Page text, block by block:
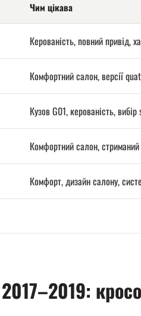
Чим цікава
Керованість, повний привід,
Комфортний салон, версії
Кузов G01, керованість,
Комфортний салон,
Комфорт, дизайн салону,